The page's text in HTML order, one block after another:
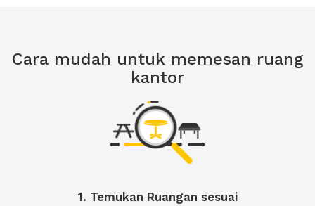
Cara mudah untuk memesan ruang
kantor
1. Temukan Ruangan sesuai